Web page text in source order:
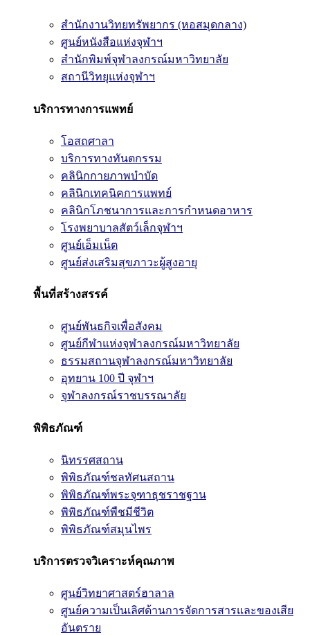
สำนักงานวิทยทรัพยากร (หอสมุดกลาง)
ศูนย์หนังสือแห่งจุฬาฯ
สำนักพิมพ์จุฬาลงกรณ์มหาวิทยาลัย
สถานีวิทยุแห่งจุฬาฯ
บริการทางการแพทย์
โอสถศาลา
บริการทางทันตกรรม
คลินิกกายภาพบำบัด
คลินิกเทคนิคการแพทย์
คลินิกโภชนาการและการกำหนดอาหาร
โรงพยาบาลสัตว์เล็กจุฬาฯ
ศูนย์เอ็มเน็ต
ศูนย์ส่งเสริมสุขภาวะผู้สูงอายุ
พื้นที่สร้างสรรค์
ศูนย์พันธกิจเพื่อสังคม
ศูนย์กีฬาแห่งจุฬาลงกรณ์มหาวิทยาลัย
ธรรมสถานจุฬาลงกรณ์มหาวิทยาลัย
อุทยาน 100 ปี จุฬาฯ
จุฬาลงกรณ์ราชบรรณาลัย
พิพิธภัณฑ์
นิทรรศสถาน
พิพิธภัณฑ์ชลทัศนสถาน
พิพิธภัณฑ์พระจุฑาธุชราชฐาน
พิพิธภัณฑ์พืชมีชีวิต
พิพิธภัณฑ์สมุนไพร
บริการตรวจวิเคราะห์คุณภาพ
ศูนย์วิทยาศาสตร์ฮาลาล
ศูนย์ความเป็นเลิศด้านการจัดการสารและของเสีย
อันตราย